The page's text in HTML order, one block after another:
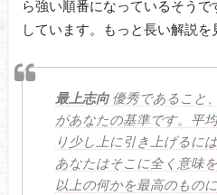
ら強い順番になっているそう
しています。もっと長い解説を
最上志向 優秀であること
があなたの基準です。平
り少し上に引き上げるに
あなたはそこに全く意味
以上の何かを最高のもの